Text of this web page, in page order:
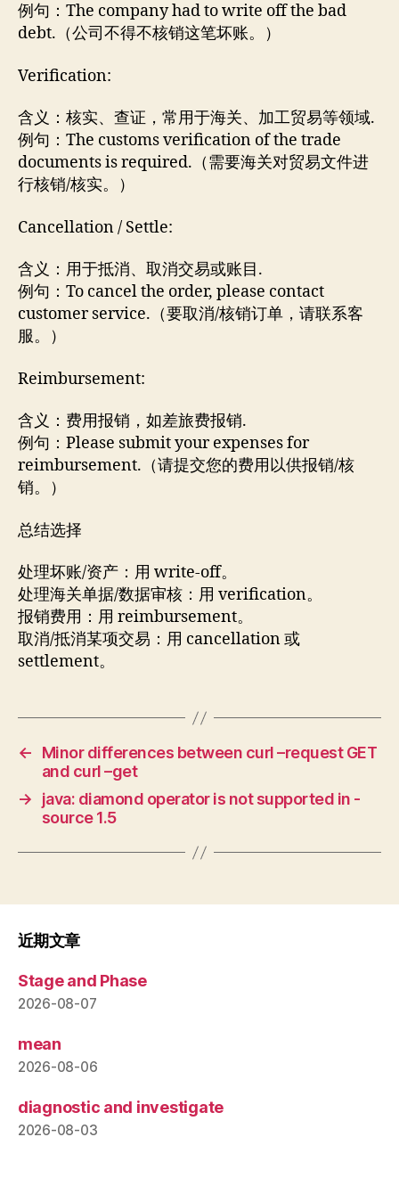
例句：The company had to write off the bad
debt.（公司不得不核销这笔坏账。）
Verification:
含义：核实、查证，常用于海关、加工贸易等领域.
例句：The customs verification of the trade
documents is required.（需要海关对贸易文件进
行核销/核实。）
Cancellation / Settle:
含义：用于抵消、取消交易或账目.
例句：To cancel the order, please contact
customer service.（要取消/核销订单，请联系客
服。）
Reimbursement:
含义：费用报销，如差旅费报销.
例句：Please submit your expenses for
reimbursement.（请提交您的费用以供报销/核
销。）
总结选择
处理坏账/资产：用 write-off。
处理海关单据/数据审核：用 verification。
报销费用：用 reimbursement。
取消/抵消某项交易：用 cancellation 或
settlement。
←
Minor differences between curl –request GET
and curl –get
→
java: diamond operator is not supported in -
source 1.5
近期文章
Stage and Phase
2026-08-07
mean
2026-08-06
diagnostic and investigate
2026-08-03